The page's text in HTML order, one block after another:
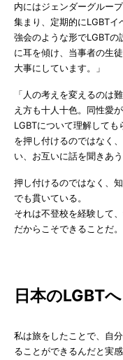
内にはジェンダーグルー
集まり、定期的にLGBT
強会のような形でLGBT
に耳を傾け、当事者の生
大事にしています。」
「人の考えを変えるのは
え方も十人十色。同性愛
LGBTについて理解しても
を押し付けるのではなく
い、お互いに話を聞きあ
押し付けるのではなく、
でも貫いている。
それは不登校を経験して
だからこそできることだ。
日本のLGBT
私は旅をしたことで、自
ることができるんだと実